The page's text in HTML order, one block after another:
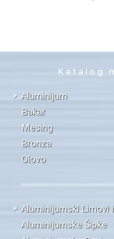
Katalog
Aluminijum
Bakar
Mesing
Bronza
Olovo
Aluminijumski Limovi
Aluminijumske Šipke